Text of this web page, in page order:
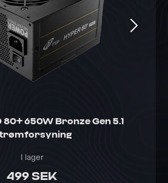
80+ 650W Bronze Gen 5.1
499 SEK
I lager